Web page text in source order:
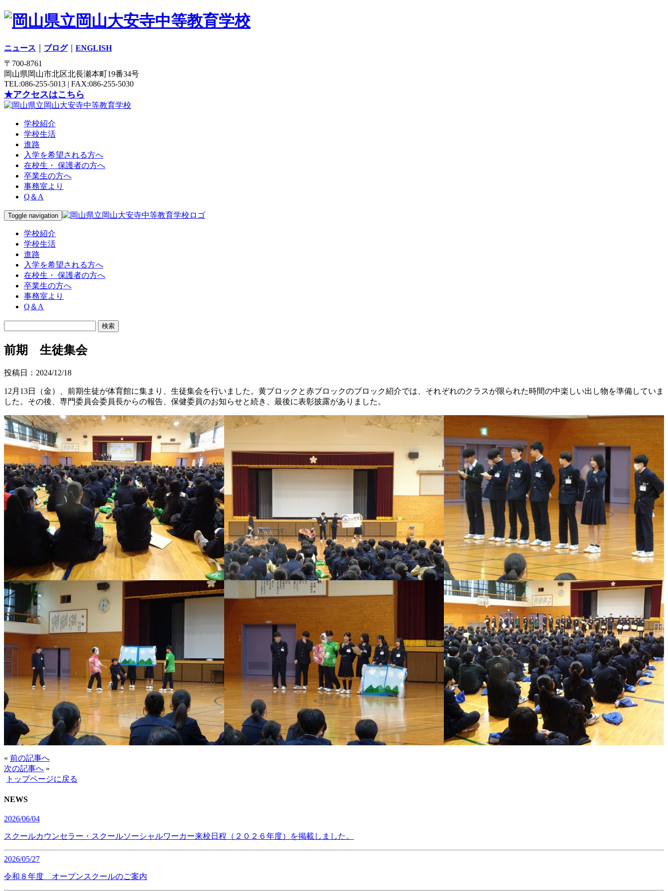
ニュース ブログ｜ ENGLISH
〒700-8761
岡山県岡山市北区北長瀬本町19番34号
TEL:086-255-5013 | FAX:086-255-5030
★アクセスはこちら
学校紹介
学校生活
進路
入学を希望される方へ
在校生・ 保護者の方へ
卒業生の方へ
事務室より
Q＆A
Toggle navigation
学校紹介
学校生活
進路
入学を希望される方へ
在校生・ 保護者の方へ
卒業生の方へ
事務室より
Q＆A
前期 生徒集会
投稿日：2024/12/18
12月13日（金）、前期生徒が体育館に集まり、生徒集会を行いました。黄ブロックと赤ブロックのブロック紹介では、それぞれのクラスが限られた時間の中楽しい出し物を準備していま
した。その後、専門委員会委員長からの報告、保健委員のお知らせと続き、最後に表彰披露がありました。
« 前の記事へ
次の記事へ »
トップページに戻る
NEWS
2026/06/04
スクールカウンセラー・スクールソーシャルワーカー来校日程（２０２６年度）を掲載しました。
2026/05/27
令和８年度 オープンスクールのご案内